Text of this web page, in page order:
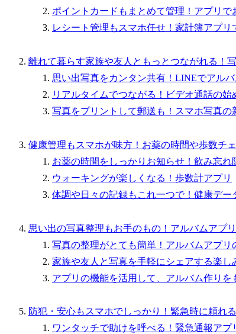
ポイントカードもまとめて管理！アプリで
レシート管理もスマホ任せ！家計簿アプ
離れて暮らす家族や友人ともっとつながれる！
思い出写真をカンタン共有！LINEでアル
リアルタイムでつながる！ビデオ通話の始
写真をプリントして郵送も！スマホ写真の
健康管理もスマホが味方！お薬の時間や歩数チ
お薬の時間をしっかりお知らせ！飲み忘れ
ウォーキングが楽しくなる！歩数計アプリ
体調や日々の記録もこれ一つで！健康デー
思い出の写真整理もお手のもの！アルバムアプ
写真の整理がとても簡単！アルバムアプリ
家族や友人と写真を手軽にシェアする楽し
アプリの機能を活用して、アルバム作りを
防犯・安心もスマホでしっかり！緊急時に頼れ
ワンタッチで助けを呼べる！緊急通報アプ